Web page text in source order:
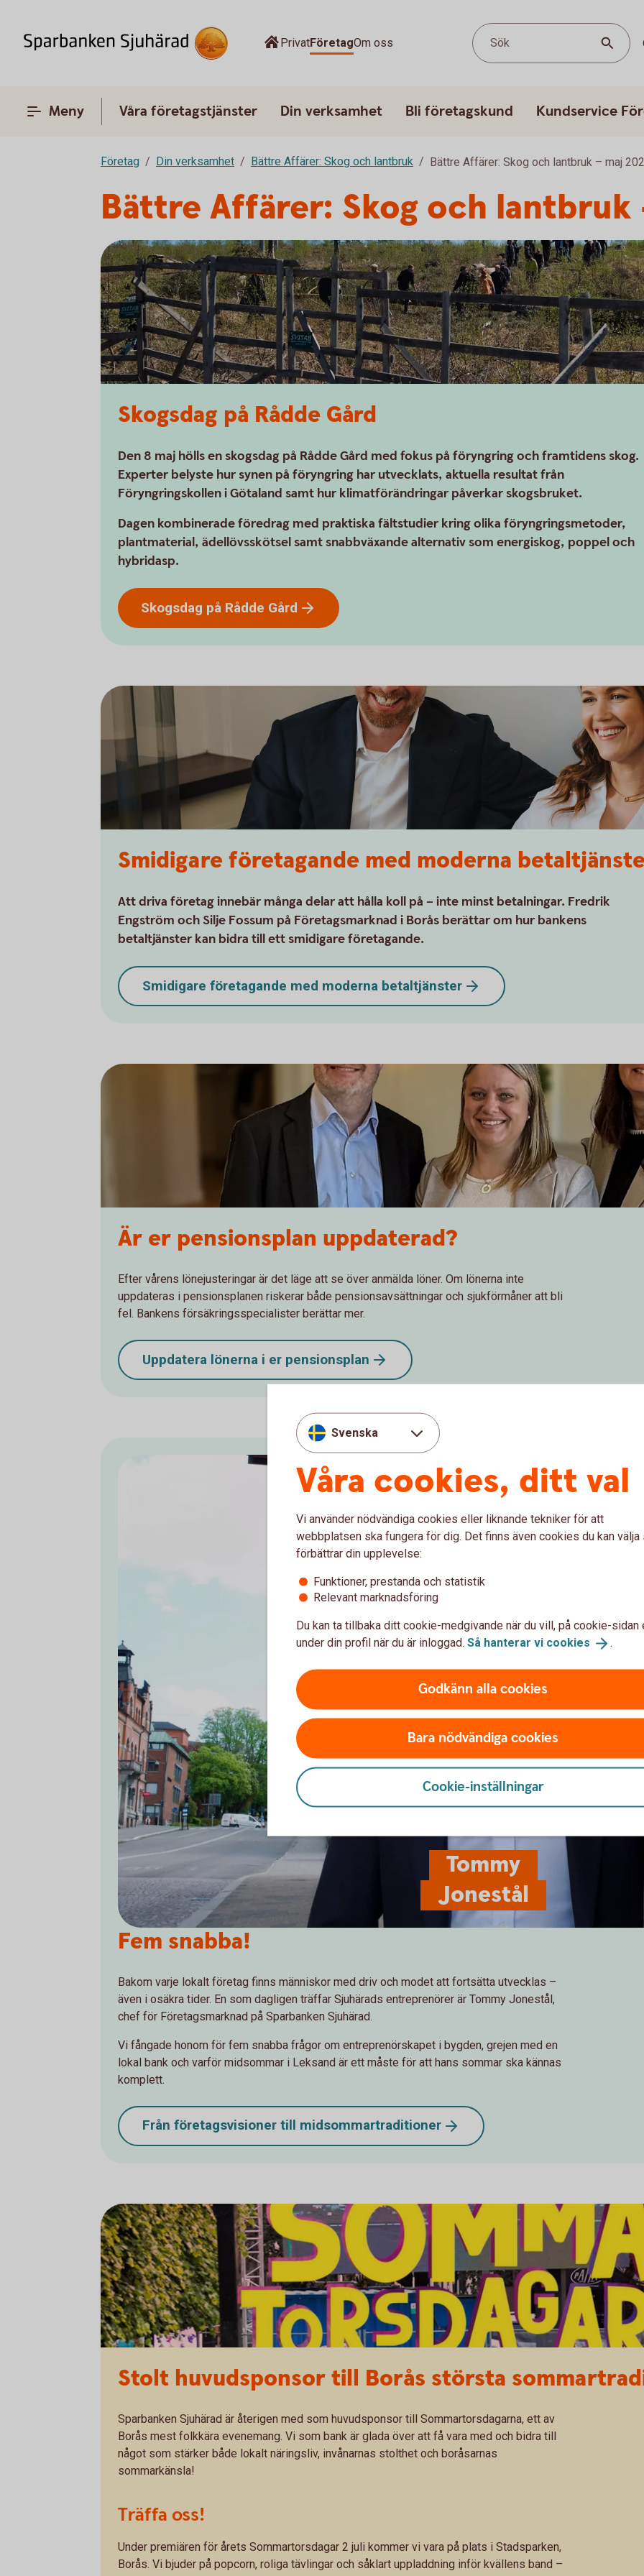
PrivatFöretagOm oss Sök
Meny Våra företagstjänster Din verksamhet Bli företagskund Kundservice
Företag Din verksamhet Bättre Affärer: Skog och lantbruk Bättre Affärer: Skog och lantbruk – maj
Bättre Affärer: Skog och lantbruk
Skogsdag på Rådde Gård
Den 8 maj hölls en skogsdag på Rådde Gård med fokus på föryngring och framtidens skog.
Experter belyste hur synen på föryngring har utvecklats, aktuella resultat från
Föryngringskollen i Götaland samt hur klimatförändringar påverkar skogsbruket.
Dagen kombinerade föredrag med praktiska fältstudier kring olika föryngringsmetoder,
plantmaterial, ädellövsskötsel samt snabbväxande alternativ som energiskog, poppel och
hybridasp.
Skogsdag på Rådde Gård
Smidigare företagande med moderna
Att driva företag innebär många delar att hålla koll på – inte minst betalningar. Fredrik
Engström och Silje Fossum på Företagsmarknad i Borås berättar om hur bankens
betaltjänster kan bidra till ett smidigare företagande.
Smidigare företagande med moderna betaltjänster
Är er pensionsplan uppdaterad?
Efter vårens lönejusteringar är det läge att se över anmälda löner. Om lönerna inte
uppdateras i pensionsplanen riskerar både pensionsavsättningar och sjukförmåner att bli
fel. Bankens försäkringsspecialister berättar mer.
Uppdatera lönerna i er pensionsplan
Tommy
Jonestål
Fem snabba!
Bakom varje lokalt företag finns människor med driv och modet att fortsätta utvecklas –
även i osäkra tider. En som dagligen träffar Sjuhärads entreprenörer är Tommy Jonestål,
chef för Företagsmarknad på Sparbanken Sjuhärad.
Vi fångade honom för fem snabba frågor om entreprenörskapet i bygden, grejen med en
lokal bank och varför midsommar i Leksand är ett måste för att hans sommar ska kännas
komplett.
Från företagsvisioner till midsommartraditioner
Stolt huvudsponsor till Borås största
Sparbanken Sjuhärad är återigen med som huvudsponsor till Sommartorsdagarna, ett av
Borås mest folkkära evenemang. Vi som bank är glada över att få vara med och bidra till
något som stärker både lokalt näringsliv, invånarnas stolthet och boråsarnas
sommarkänsla!
Träffa oss!
Under premiären för årets Sommartorsdagar 2 juli kommer vi vara på plats i Stadsparken,
Borås. Vi bjuder på popcorn, roliga tävlingar och såklart uppladdning inför kvällens band –
Svenska
Våra cookies, ditt val
Vi använder nödvändiga cookies eller liknande tekniker för att
webbplatsen ska fungera för dig. Det finns även cookies du kan välja
förbättrar din upplevelse:
Funktioner, prestanda och statistik
Relevant marknadsföring
Du kan ta tillbaka ditt cookie-medgivande när du vill, på cookie-sidan
under din profil när du är inloggad. Så hanterar vi cookies .
Godkänn alla cookies
Bara nödvändiga cookies
Cookie-inställningar